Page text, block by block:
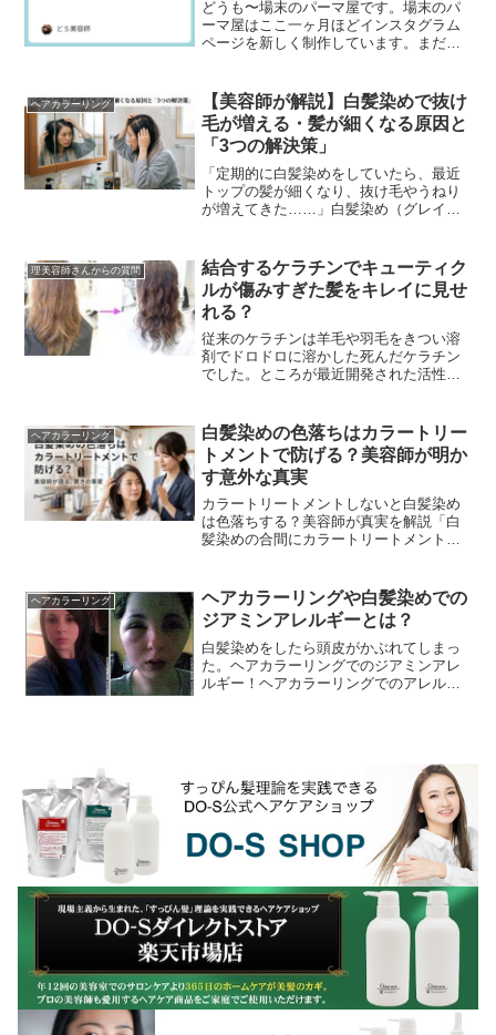
どうも〜場末のパーマ屋です。場末のパ
ーマ屋はここ一ヶ月ほどインスタグラム
ページを新しく制作しています。まだま
日記のインスタグラ...
ヘアカラーリング
【美容師が解説】白髪染めで抜け
毛が増える・髪が細くなる原因と
「3つの解決策」
「定期的に白髪染めをしていたら、最近
トップの髪が細くなり、抜け毛やうねり
が増えてきた……」白髪染め（グレイカ
す。この問題は、単...
理美容師さんからの質問
結合するケラチンでキューティク
ルが傷みすぎた髪をキレイに見せ
れる？
従来のケラチンは羊毛や羽毛をきつい溶
剤でドロドロに溶かした死んだケラチン
でした。ところが最近開発された活性ケ
ンに非常に類似した生...
ヘアカラーリング
白髪染めの色落ちはカラートリー
トメントで防げる？美容師が明か
す意外な真実
カラートリートメントしないと白髪染め
は色落ちする？美容師が真実を解説「白
髪染めの合間にカラートリートメントを
ことはありませんか？...
ヘアカラーリング
ヘアカラーリングや白髪染めでの
ジアミンアレルギーとは？
白髪染めをしたら頭皮がかぶれてしまっ
た。ヘアカラーリングでのジアミンアレ
ルギー！ヘアカラーリングでのアレルギ